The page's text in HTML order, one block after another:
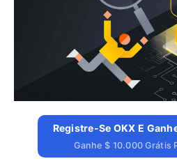
Registre-Se OKX E
Ganhe $ 10.000 Grátis